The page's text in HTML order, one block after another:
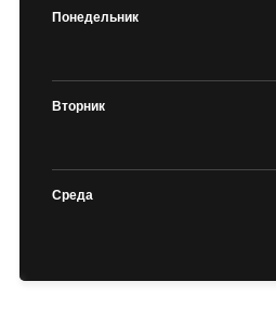
Понедельник
Вторник
Среда